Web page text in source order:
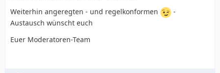
Weiterhin angeregten - und regelkonformen
-
Austausch wünscht euch
Euer Moderatoren-Team